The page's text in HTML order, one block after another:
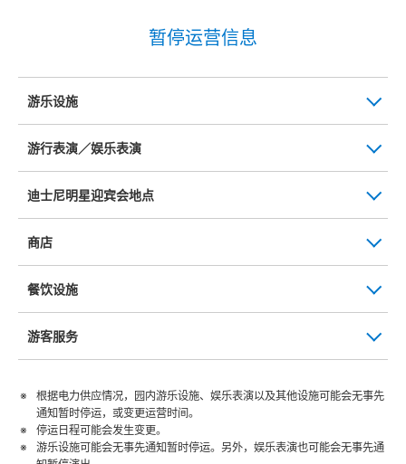
暂停运营信息
游乐设施
游行表演／娱乐表演
迪士尼明星迎宾会地点
商店
餐饮设施
游客服务
根据电力供应情况，园内游乐设施、娱乐表演以及其他设施可能会无事先
通知暂时停运，或变更运营时间。
停运日程可能会发生变更。
游乐设施可能会无事先通知暂时停运。另外，娱乐表演也可能会无事先通